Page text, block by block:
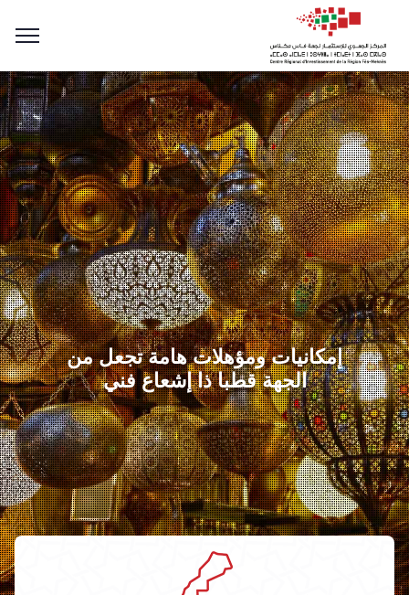
إمكانيات ومؤهلات هامة تجعل من
الجهة قطبا ذا إشعاع فني